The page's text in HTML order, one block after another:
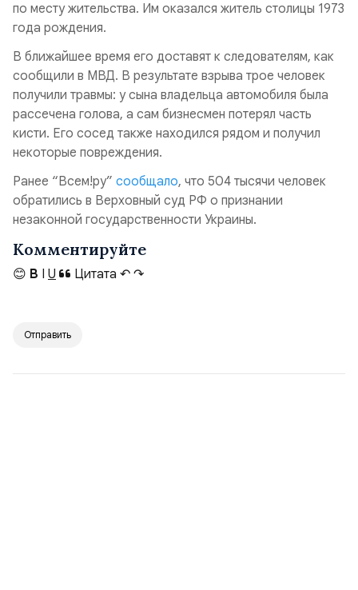
по месту жительства. Им оказался житель столицы 1973
года рождения.
В ближайшее время его доставят к следователям, как
сообщили в МВД. В результате взрыва трое человек
получили травмы: у сына владельца автомобиля была
рассечена голова, а сам бизнесмен потерял часть
кисти. Его сосед также находился рядом и получил
некоторые повреждения.
Ранее “Всем!ру” сообщало, что 504 тысячи человек
обратились в Верховный суд РФ о признании
незаконной государственности Украины.
Комментируйте
😊 B I U Цитата ↶ ↷
Отправить